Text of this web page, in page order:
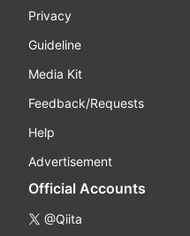
Privacy
Guideline
Media Kit
Feedback/Requests
Help
Advertisement
Official Accounts
@Qiita